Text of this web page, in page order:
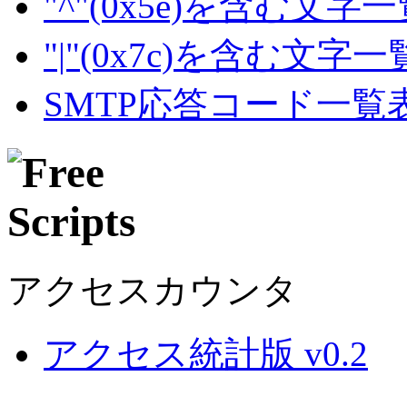
"|"(0x7c)を含む文字一
SMTP応答コード一覧
アクセスカウンタ
アクセス統計版 v0.2